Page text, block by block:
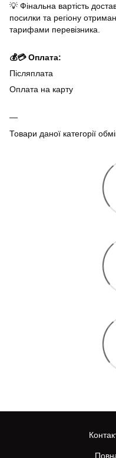
💡 Фінальна вартість
посилки та регіону
тарифами перевізника.
💰💳 Оплата:
Післяплата
Оплата на карту
Товари даної категорії